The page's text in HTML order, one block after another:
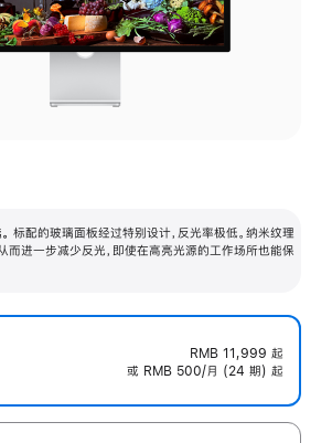
标配的玻璃面板经过特别设计，反光率极低。纳米纹理
而进一步减少反光，即使在高亮光源的工作场所也能保
RMB 11,999 起
或 RMB 500/月 (24 期) 起